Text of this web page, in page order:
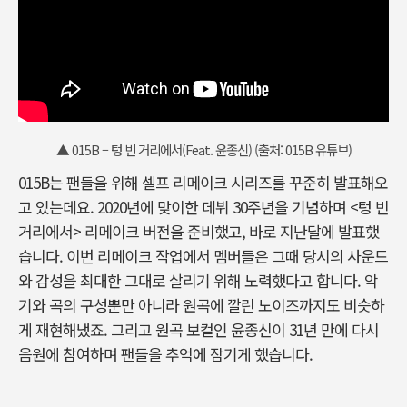
▲ 015B – 텅 빈 거리에서(Feat. 윤종신) (출처: 015B 유튜브)
015B는 팬들을 위해 셀프 리메이크 시리즈를 꾸준히 발표해오
고 있는데요. 2020년에 맞이한 데뷔 30주년을 기념하며 <텅 빈
거리에서> 리메이크 버전을 준비했고, 바로 지난달에 발표했
습니다. 이번 리메이크 작업에서 멤버들은 그때 당시의 사운드
와 감성을 최대한 그대로 살리기 위해 노력했다고 합니다. 악
기와 곡의 구성뿐만 아니라 원곡에 깔린 노이즈까지도 비슷하
게 재현해냈죠. 그리고 원곡 보컬인 윤종신이 31년 만에 다시
음원에 참여하며 팬들을 추억에 잠기게 했습니다.